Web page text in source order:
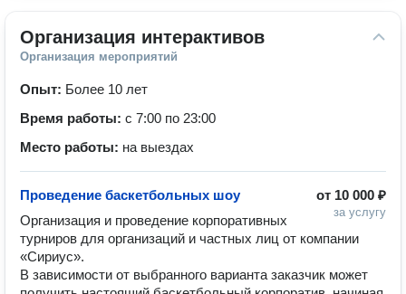
Организация интерактивов
Организация мероприятий
Опыт: Более 10 лет
Время работы: с 7:00 по 23:00
Место работы: на выездах
от 10 000 ₽
за услугу
Проведение баскетбольных шоу
Организация и проведение корпоративных
турниров для организаций и частных лиц от компании
«Сириус».
В зависимости от выбранного варианта заказчик может